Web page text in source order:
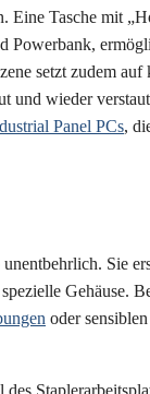
Eine Tasche mit
Powerbank,
setzt zudem auf
und wieder
Panel PCs,
Sie
Gehäuse.
oder sensiblen
des